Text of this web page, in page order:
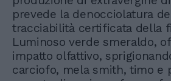
prevede la denocciolatura
tracciabilità certificata della
Luminoso verde smeraldo,
impatto olfattivo,
carciofo, mela smith, timo e